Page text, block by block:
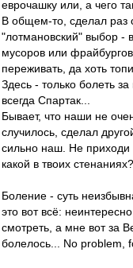
еврочашку или, а чего
В общем-то, сделал раз
"лотмановский" выбор -
мусоров или
переживать, да хоть
Здесь - только болеть
всегда Спартак...
Бывает, что наши не
случилось, сделал
сильно наш. Не
какой в твоих стенаниях?
Боление - суть
это вот всё:
смотреть, а мне вот за
болелось... No problem,